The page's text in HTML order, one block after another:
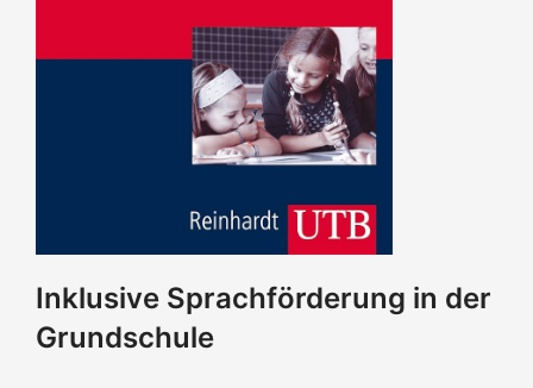
Inklusive Sprachförderung in der
Grundschule